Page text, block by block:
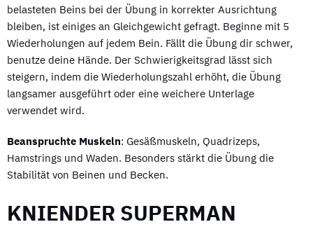
belasteten Beins bei der Übung in korrekter Ausrichtung
bleiben, ist einiges an Gleichgewicht gefragt. Beginne mit 5
Wiederholungen auf jedem Bein. Fällt die Übung dir schwer,
benutze deine Hände. Der Schwierigkeitsgrad lässt sich
steigern, indem die Wiederholungszahl erhöht, die Übung
langsamer ausgeführt oder eine weichere Unterlage
verwendet wird.
Beanspruchte Muskeln: Gesäßmuskeln, Quadrizeps,
Hamstrings und Waden. Besonders stärkt die Übung die
Stabilität von Beinen und Becken.
KNIENDER SUPERMAN